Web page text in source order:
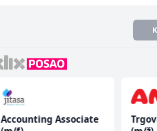
Accounting Associate